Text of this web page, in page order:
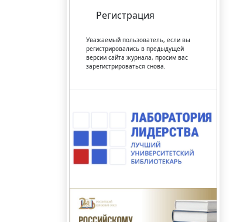
Регистрация
Уважаемый пользователь, если вы
регистрировались в предыдущей
версии сайта журнала, просим вас
зарегистрироваться снова.